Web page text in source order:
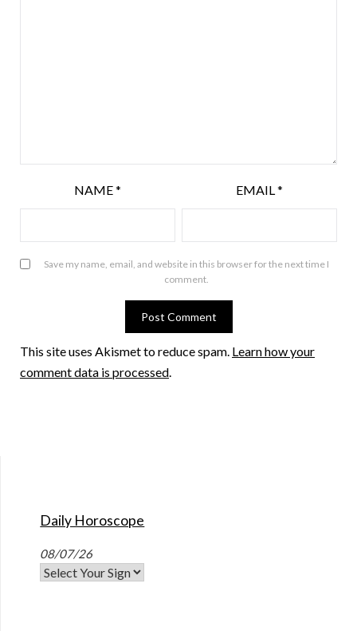
NAME* EMAIL*
Save my name, email, and website in this browser for the next time I
comment.
This site uses Akismet to reduce spam. Learn how your
comment data is processed.
Daily Horoscope
08/07/26